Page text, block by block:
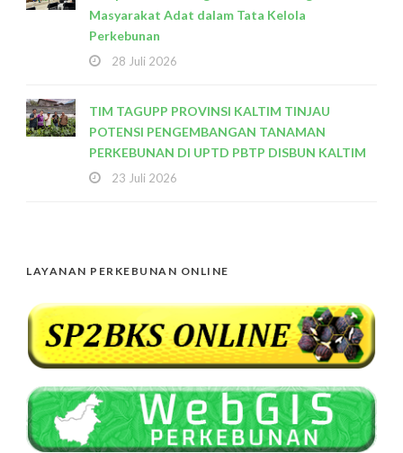
Masyarakat Adat dalam Tata Kelola
Perkebunan
28 Juli 2026
TIM TAGUPP PROVINSI KALTIM TINJAU
POTENSI PENGEMBANGAN TANAMAN
PERKEBUNAN DI UPTD PBTP DISBUN KALTIM
23 Juli 2026
LAYANAN PERKEBUNAN ONLINE